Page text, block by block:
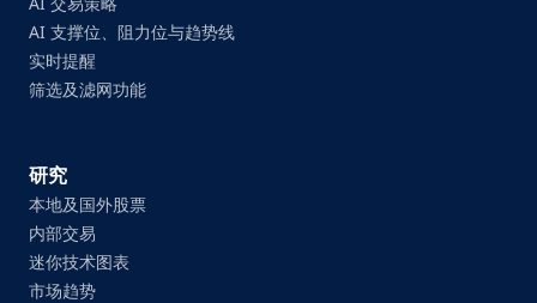
AI 支撑位、阻力位与趋势线
实时提醒
筛选及滤网功能
研究
本地及国外股票
内部交易
迷你技术图表
市场趋势